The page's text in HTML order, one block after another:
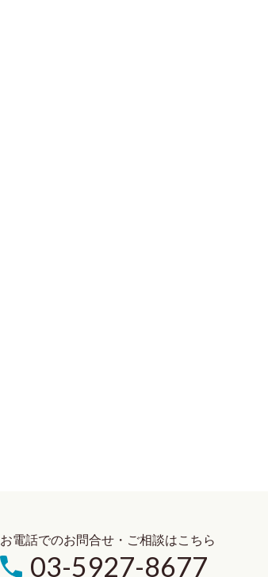
お電話でのお問合せ・ご相談はこちら
03-5927-8677